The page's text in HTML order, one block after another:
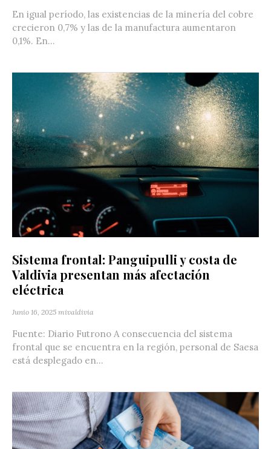
En igual período, las existencias de la minería del cobre
crecieron 0,7% y las de la manufactura aumentaron
0,1%. En...
Sistema frontal: Panguipulli y costa de
Valdivia presentan más afectación
eléctrica
Junio 16, 2025 mivaldivia
Fuente: Diario Futrono A consecuencia del sistema
frontal que se encuentra en la región, personal de Saesa
está desplegado en...